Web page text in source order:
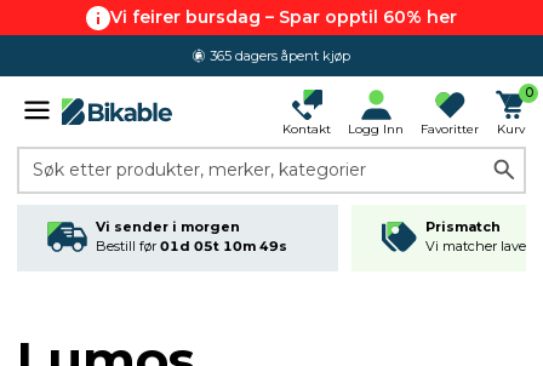
Vi feirer bursdag – Spar opptil 60% her
365 dagers åpent kjøp
Kontakt Logg Inn Favoritter
0
Kurv
Søk etter produkter, merker, kategorier
Vi sender i morgen
Bestill før 01d 05t 10m 49s
Prismatch
Vi matcher